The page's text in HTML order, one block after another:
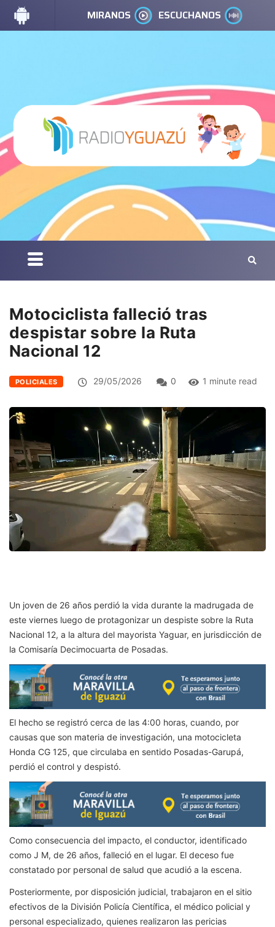
MIRANOS ESCUCHANOS
Motociclista falleció tras
despistar sobre la Ruta
Nacional 12
POLICIALES 29/05/2026 0 1 minute read
Un joven de 26 años perdió la vida durante la madrugada de
este viernes luego de protagonizar un despiste sobre la Ruta
Nacional 12, a la altura del mayorista Yaguar, en jurisdicción de
la Comisaría Decimocuarta de Posadas.
El hecho se registró cerca de las 4:00 horas, cuando, por
causas que son materia de investigación, una motocicleta
Honda CG 125, que circulaba en sentido Posadas-Garupá,
perdió el control y despistó.
Como consecuencia del impacto, el conductor, identificado
como J M, de 26 años, falleció en el lugar. El deceso fue
constatado por personal de salud que acudió a la escena.
Posteriormente, por disposición judicial, trabajaron en el sitio
efectivos de la División Policía Científica, el médico policial y
personal especializado, quienes realizaron las pericias